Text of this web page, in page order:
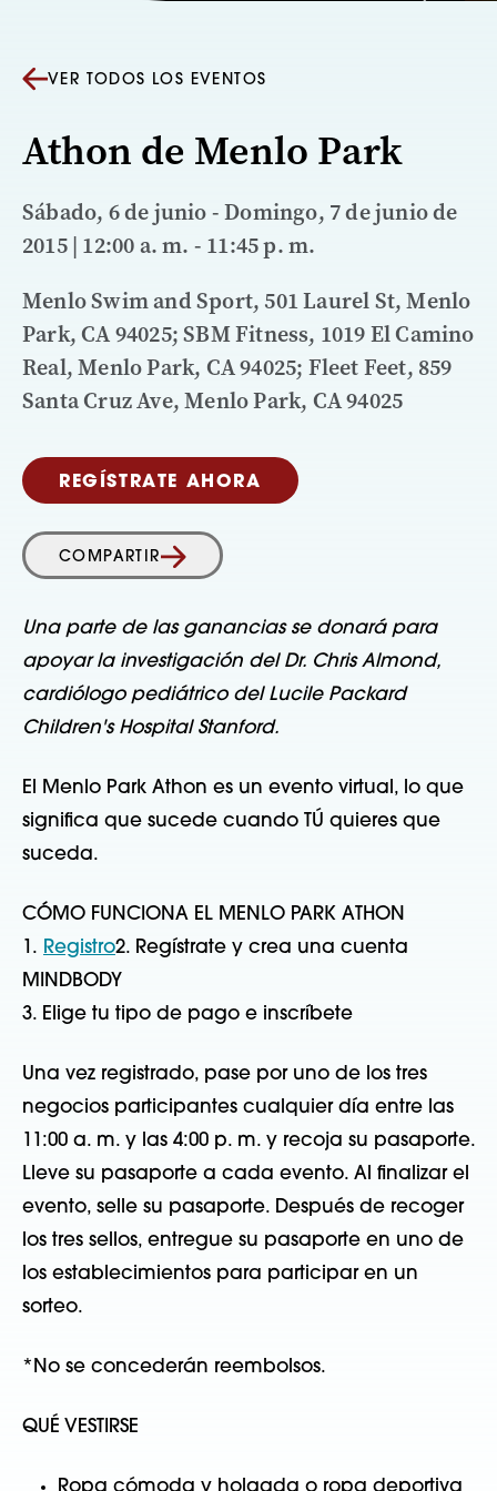
VER TODOS LOS EVENTOS
Athon de Menlo Park
Sábado, 6 de junio - Domingo, 7 de junio de
2015 | 12:00 a. m. - 11:45 p. m.
Menlo Swim and Sport, 501 Laurel St, Menlo
Park, CA 94025; SBM Fitness, 1019 El Camino
Real, Menlo Park, CA 94025; Fleet Feet, 859
Santa Cruz Ave, Menlo Park, CA 94025
REGÍSTRATE AHORA
COMPARTIR
Una parte de las ganancias se donará para
apoyar la investigación del Dr. Chris Almond,
cardiólogo pediátrico del Lucile Packard
Children's Hospital Stanford.
El Menlo Park Athon es un evento virtual, lo que
significa que sucede cuando TÚ quieres que
suceda.
CÓMO FUNCIONA EL MENLO PARK ATHON
1. Registro2. Regístrate y crea una cuenta
MINDBODY
3. Elige tu tipo de pago e inscríbete
Una vez registrado, pase por uno de los tres
negocios participantes cualquier día entre las
11:00 a. m. y las 4:00 p. m. y recoja su pasaporte.
Lleve su pasaporte a cada evento. Al finalizar el
evento, selle su pasaporte. Después de recoger
los tres sellos, entregue su pasaporte en uno de
los establecimientos para participar en un
sorteo.
*No se concederán reembolsos.
QUÉ VESTIRSE
Ropa cómoda y holgada o ropa deportiva